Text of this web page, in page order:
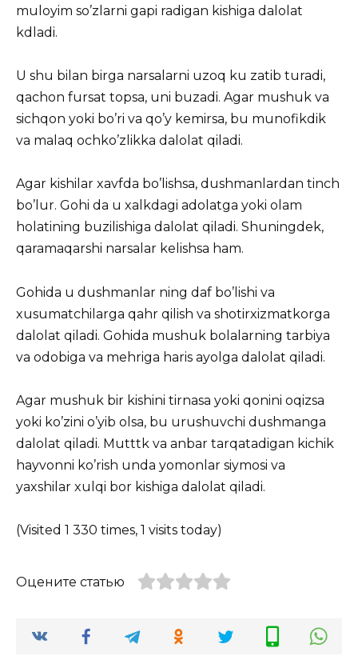
muloyim so’zlarni gapi radigan kishiga dalolat
kdladi.
U shu bilan birga narsalarni uzoq ku zatib turadi,
qachon fursat topsa, uni buzadi. Agar mushuk va
sichqon yoki bo’ri va qo’y kemirsa, bu munofikdik
va malaq ochko’zlikka dalolat qiladi.
Agar kishilar xavfda bo’lishsa, dushmanlardan tinch
bo’lur. Gohi da u xalkdagi adolatga yoki olam
holatining buzilishiga dalolat qiladi. Shuningdek,
qaramaqarshi narsalar kelishsa ham.
Gohida u dushmanlar ning daf bo’lishi va
xusumatchilarga qahr qilish va shotirxizmatkorga
dalolat qiladi. Gohida mushuk bolalarning tarbiya
va odobiga va mehriga haris ayolga dalolat qiladi.
Agar mushuk bir kishini tirnasa yoki qonini oqizsa
yoki ko’zini o’yib olsa, bu urushuvchi dushmanga
dalolat qiladi. Mutttk va anbar tarqatadigan kichik
hayvonni ko’rish unda yomonlar siymosi va
yaxshilar xulqi bor kishiga dalolat qiladi.
(Visited 1 330 times, 1 visits today)
Оцените статью